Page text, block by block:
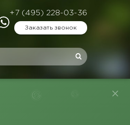
+7 (495) 228-03-36
Заказать звонок